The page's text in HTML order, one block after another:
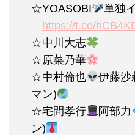
☆YOASOBI
単独
https://t.co/
☆中川大志
☆原菜乃華
☆中村倫也
伊藤沙
マン)
☆宅間孝行
阿部力
ン)